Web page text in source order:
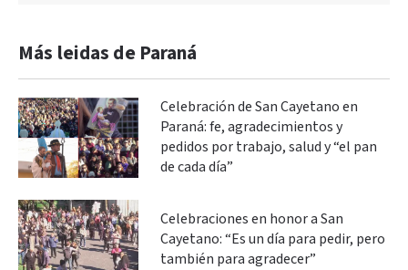
Más leidas de Paraná
Celebración de San Cayetano en
Paraná: fe, agradecimientos y
pedidos por trabajo, salud y “el pan
de cada día”
Celebraciones en honor a San
Cayetano: “Es un día para pedir, pero
también para agradecer”